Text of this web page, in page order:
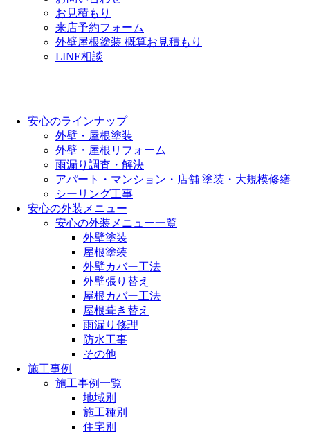
お見積もり
来店予約フォーム
外壁屋根塗装 概算お見積もり
LINE相談
安心のラインナップ
外壁・屋根塗装
外壁・屋根リフォーム
雨漏り調査・解決
アパート・マンション・店舗 塗装・大規模修繕
シーリング工事
安心の外装メニュー
安心の外装メニュー一覧
外壁塗装
屋根塗装
外壁カバー工法
外壁張り替え
屋根カバー工法
屋根葺き替え
雨漏り修理
防水工事
その他
施工事例
施工事例一覧
地域別
施工種別
住宅別